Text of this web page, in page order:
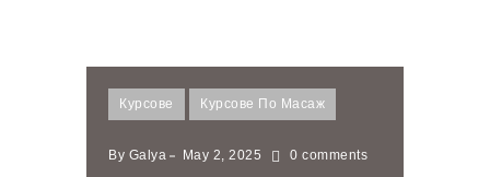
Курсове Курсове По Масаж
By Galya May 2, 2025 0 comments